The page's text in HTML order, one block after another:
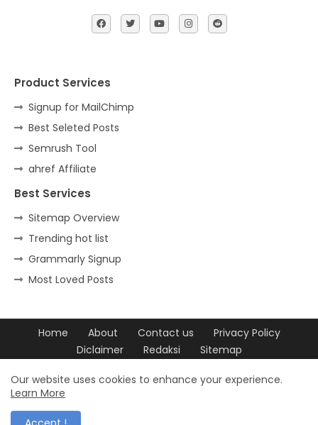
Product Services
Signup for MailChimp
Best Seleted Posts
Semrush Tool
ahref Affiliate
Best Services
Sitemap Overview
Trending hot list
Grammarly Signup
Most Loved Posts
Home About Contact us
Privacy Policy
Diclaimer
Redaksi
Sitemap
Our website uses cookies to enhance your experience.
Learn More